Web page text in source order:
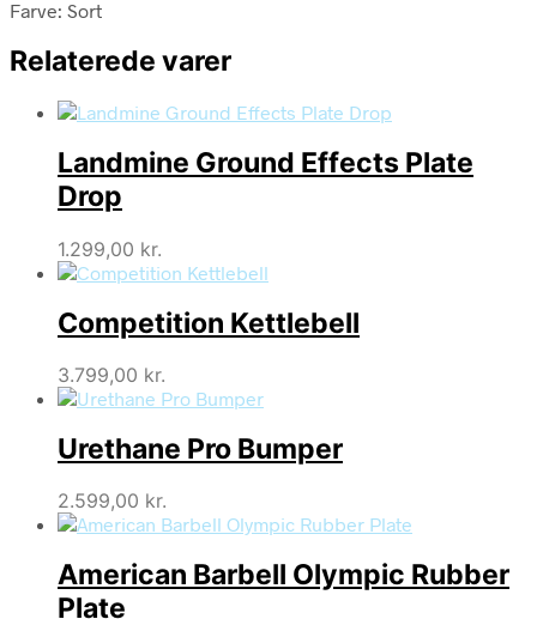
Farve: Sort
Relaterede varer
Landmine Ground Effects Plate
Drop
1.299,00 kr.
Competition Kettlebell
3.799,00 kr.
Urethane Pro Bumper
2.599,00 kr.
American Barbell Olympic Rubber
Plate